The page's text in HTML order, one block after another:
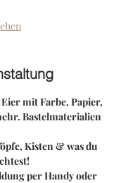
mit Farbe, Papier,
Bastelmaterialien
Kisten & was du
per Handy oder